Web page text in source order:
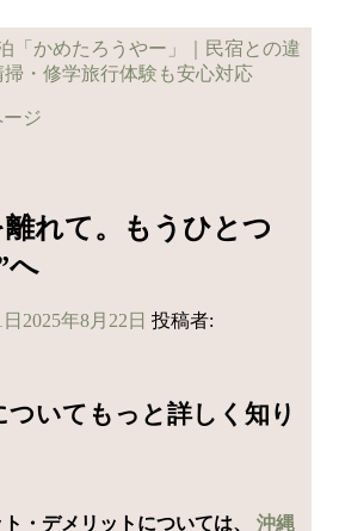
ージ
れて。もうひとつ
へ
2025年8月22日 投稿者:
いてもっと詳しく知り
・デメリットについては、 沖縄